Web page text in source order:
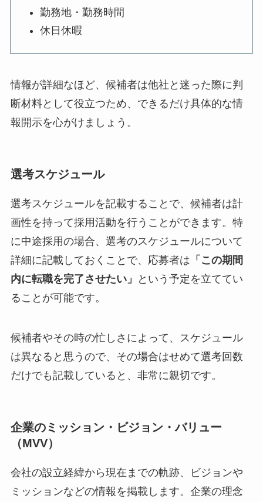
勤務地・勤務時間
休日休暇
情報が詳細なほど、候補者は他社と迷った際に判
断材料として役立つため、できるだけ具体的な情
報開示を心がけましょう。
選考スケジュール
選考スケジュールを記載することで、候補者は計
画性を持って採用活動を行うことができます。特
に中途採用の場合、選考のスケジュールについて
詳細に記載しておくことで、応募者は 「この期間
内に転職を完了させたい」
という予定を立ててい
ることが可能です。
候補者やその時の忙しさによって、スケジュール
は異なると思うので、その場合はせめて選考回数
だけでも記載していると、非常に親切です。
企業のミッション・ビジョン・バリュー
（MVV）
会社の設立経緯から現在までの軌跡、ビジョンや
ミッションなどの情報を掲載します。企業の理念